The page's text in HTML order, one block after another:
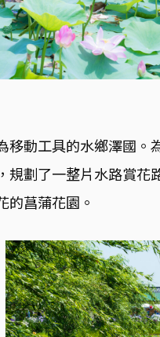
動工具的水鄉澤國。
劃了一整片水路賞花
的菖蒲花園。